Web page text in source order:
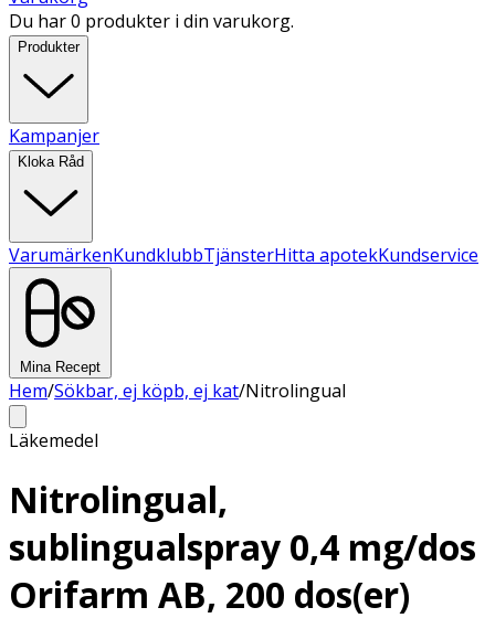
Du har 0 produkter i din varukorg.
Produkter
Kampanjer
Kloka Råd
VarumärkenKundklubbTjänsterHitta apotekKundservice
Mina Recept
Hem/Sökbar, ej köpb, ej kat/Nitrolingual
Läkemedel
Nitrolingual,
sublingualspray 0,4 mg/dos
Orifarm AB, 200 dos(er)